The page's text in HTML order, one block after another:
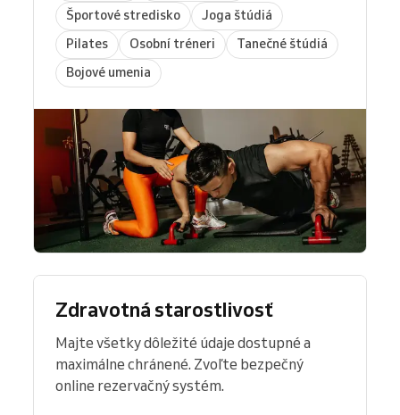
Športové stredisko
Joga štúdiá
Pilates
Osobní tréneri
Tanečné štúdiá
Bojové umenia
Zdravotná starostlivosť
Majte všetky dôležité údaje dostupné a
maximálne chránené. Zvoľte bezpečný
online rezervačný systém.